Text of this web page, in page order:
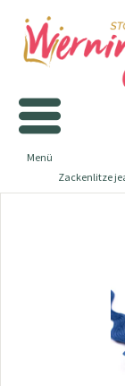
Menü
Zackenlitze